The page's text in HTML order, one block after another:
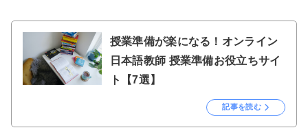
授業準備が楽になる！オンライン
日本語教師 授業準備お役立ちサイ
ト【7選】
記事を読む